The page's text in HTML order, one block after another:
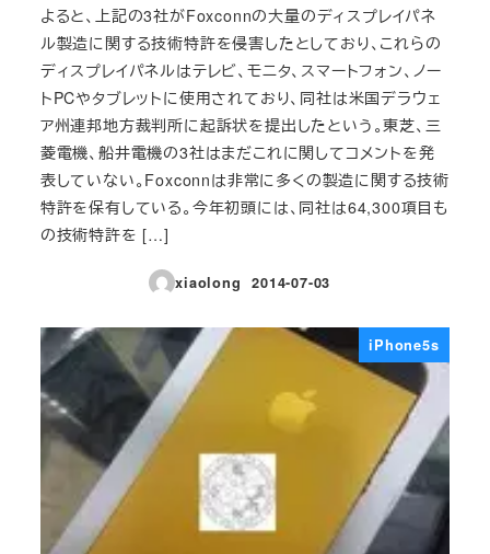
よると、上記の3社がFoxconnの大量のディスプレイパネ
ル製造に関する技術特許を侵害したとしており、これらの
ディスプレイパネルはテレビ、モニタ、スマートフォン、ノー
トPCやタブレットに使用されており、同社は米国デラウェ
ア州連邦地方裁判所に起訴状を提出したという。東芝、三
菱電機、船井電機の3社はまだこれに関してコメントを発
表していない。Foxconnは非常に多くの製造に関する技術
特許を保有している。今年初頭には、同社は64,300項目も
の技術特許を […]
xiaolong
投稿日
2014-07-03
iPhone5s